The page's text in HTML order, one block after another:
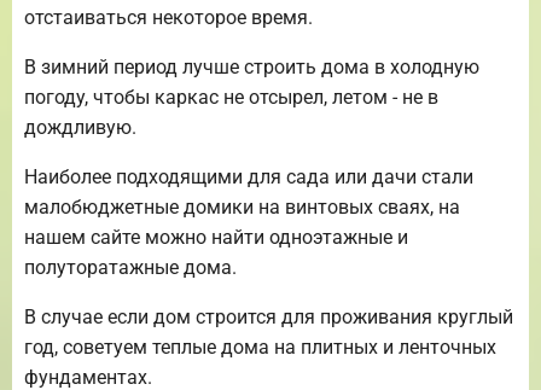
отстаиваться некоторое время.
В зимний период лучше строить дома в холодную
погоду, чтобы каркас не отсырел, летом - не в
дождливую.
Наиболее подходящими для сада или дачи стали
малобюджетные домики на винтовых сваях, на
нашем сайте можно найти одноэтажные и
полуторатажные дома.
В случае если дом строится для проживания круглый
год, советуем теплые дома на плитных и ленточных
фундаментах.